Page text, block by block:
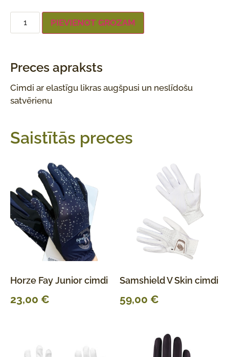
PIEVIENOT GROZAM
Preces apraksts
Cimdi ar elastīgu likras augšpusi un neslīdošu
satvērienu
Saistītās preces
Horze Fay Junior cimdi
23,00 €
Samshield V Skin cimdi
59,00 €